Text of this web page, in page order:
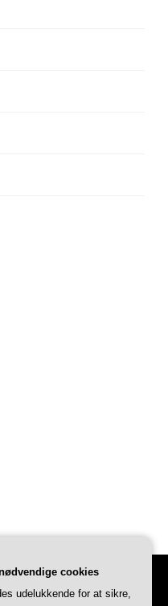
. All Rights Reserved.
ByBlossom Themes.
cookies
udelukkende for at sikre,